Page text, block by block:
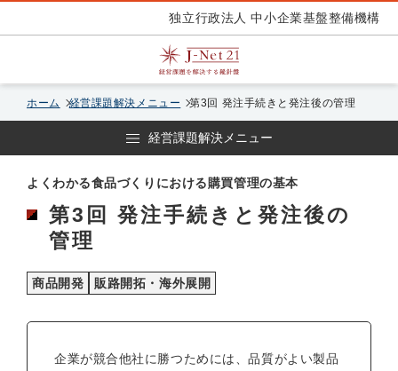
独立行政法人 中小企業基盤整備機構
ホーム 経営課題解決メニュー 第3回 発注手続きと発注後の管理
経営課題解決メニュー
よくわかる食品づくりにおける購買管理の基本
第3回 発注手続きと発注後の
管理
商品開発 販路開拓・海外展開
企業が競合他社に勝つためには、品質がよい製品